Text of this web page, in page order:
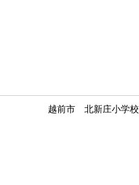
越前市 北新庄小学校